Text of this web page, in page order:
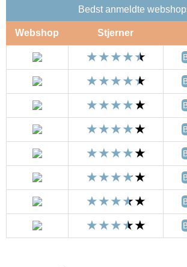
Bedst anmeldte
Webshop Stjerner